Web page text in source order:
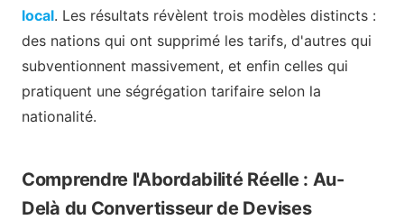
local. Les résultats révèlent trois modèles distincts :
des nations qui ont supprimé les tarifs, d'autres qui
subventionnent massivement, et enfin celles qui
pratiquent une ségrégation tarifaire selon la
nationalité.
Comprendre l'Abordabilité Réelle : Au-
Delà du Convertisseur de Devises